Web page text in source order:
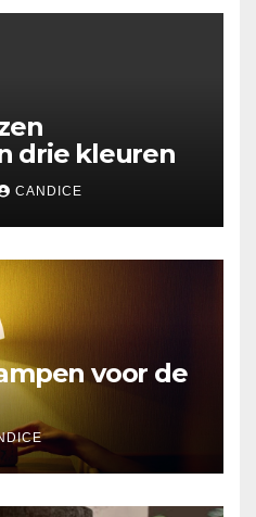
drie kleuren
CANDICE
voor de